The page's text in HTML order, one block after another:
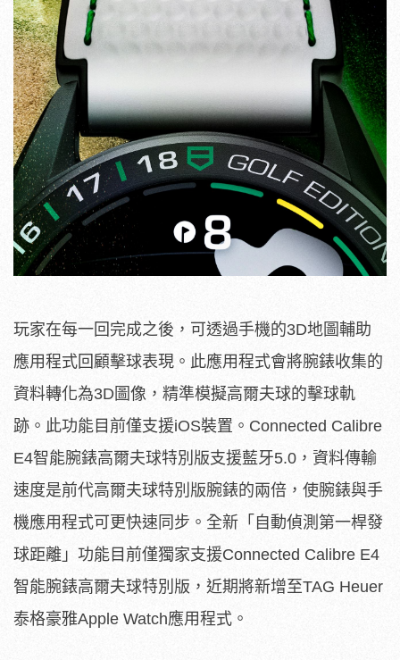
玩家在每一回完成之後，可透過手機的3D地圖輔助
應用程式回顧擊球表現。此應用程式會將腕錶收集的
資料轉化為3D圖像，精準模擬高爾夫球的擊球軌
跡。此功能目前僅支援iOS裝置。Connected Calibre
E4智能腕錶高爾夫球特別版支援藍牙5.0，資料傳輸
速度是前代高爾夫球特別版腕錶的兩倍，使腕錶與手
機應用程式可更快速同步。全新「自動偵測第一桿發
球距離」功能目前僅獨家支援Connected Calibre E4
智能腕錶高爾夫球特別版，近期將新增至TAG Heuer
泰格豪雅Apple Watch應用程式。